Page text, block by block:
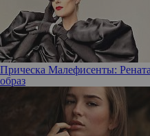
Прическа Малефисенты:
образ